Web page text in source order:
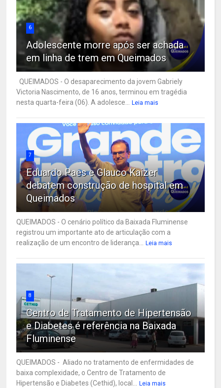
6
Adolescente morre após ser achada
em linha de trem em Queimados
QUEIMADOS - O desaparecimento da jovem Gabriely
Victoria Nascimento, de 16 anos, terminou em tragédia
nesta quarta-feira (06). A adolesce...
Leia mais
7
Eduardo Paes e Glauco Kaizer
debatem construção de hospital em
Queimados
QUEIMADOS - O cenário político da Baixada Fluminense
registrou um importante ato de articulação com a
realização de um encontro de liderança...
Leia mais
8
Centro de Tratamento de Hipertensão
e Diabetes é referência na Baixada
Fluminense
QUEIMADOS - Aliado no tratamento de enfermidades de
baixa complexidade, o Centro de Tratamento de
Hipertensão e Diabetes (Cethid), local...
Leia mais